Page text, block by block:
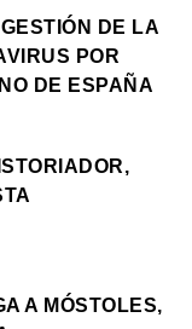
DE LA
POR
DE ESPAÑA
A MÓSTOLES,